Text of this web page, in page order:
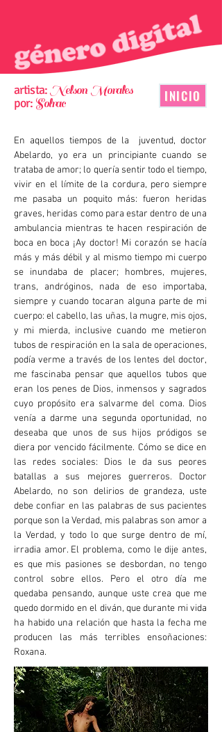
artista: Nelson Morales
por: Solrac INICIO
En aquellos tiempos de la juventud, doctor
Abelardo, yo era un principiante cuando se
trataba de amor; lo quería sentir todo el tiempo,
vivir en el límite de la cordura, pero siempre
me pasaba un poquito más: fueron heridas
graves, heridas como para estar dentro de una
ambulancia mientras te hacen respiración de
boca en boca ¡Ay doctor! Mi corazón se hacía
más y más débil y al mismo tiempo mi cuerpo
se inundaba de placer; hombres, mujeres,
trans, andróginos, nada de eso importaba,
siempre y cuando tocaran alguna parte de mi
cuerpo: el cabello, las uñas, la mugre, mis ojos,
y mi mierda, inclusive cuando me metieron
tubos de respiración en la sala de operaciones,
podía verme a través de los lentes del doctor,
me fascinaba pensar que aquellos tubos que
eran los penes de Dios, inmensos y sagrados
cuyo propósito era salvarme del coma. Dios
venía a darme una segunda oportunidad, no
deseaba que unos de sus hijos pródigos se
diera por vencido fácilmente. Cómo se dice en
las redes sociales: Dios le da sus peores
batallas a sus mejores guerreros. Doctor
Abelardo, no son delirios de grandeza, uste
debe confiar en las palabras de sus pacientes
porque son la Verdad, mis palabras son amor a
la Verdad, y todo lo que surge dentro de mí,
irradia amor. El problema, como le dije antes,
es que mis pasiones se desbordan, no tengo
control sobre ellos. Pero el otro día me
quedaba pensando, aunque uste crea que me
quedo dormido en el diván, que durante mi vida
ha habido una relación que hasta la fecha me
producen las más terribles ensoñaciones:
Roxana.